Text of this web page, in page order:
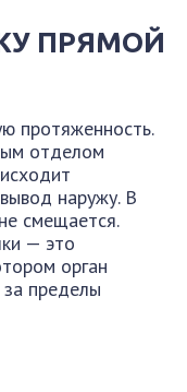
ПРЯМОЙ
протяженность.
отделом
наружу. В
смещается.
— это
орган
пределы